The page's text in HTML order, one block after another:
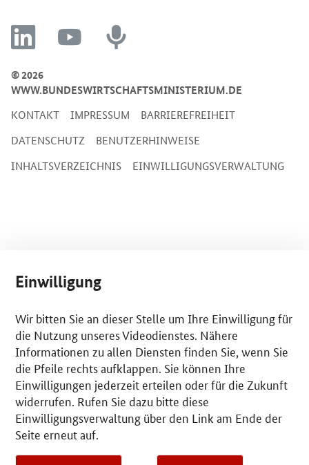
linkedin youtube
© 2026
WWW.BUNDESWIRTSCHAFTSMINISTERIUM.DE
KONTAKT IMPRESSUM
BARRIEREFREIHEIT
DATENSCHUTZ
BENUTZERHINWEISE
INHALTSVERZEICHNIS
EINWILLIGUNGSVERWALTUNG
Einwilligung
Wir bitten Sie an dieser Stelle um Ihre Einwilligung für
die Nutzung unseres Videodienstes. Nähere
Informationen zu allen Diensten finden Sie, wenn Sie
die Pfeile rechts aufklappen. Sie können Ihre
Einwilligungen jederzeit erteilen oder für die Zukunft
widerrufen. Rufen Sie dazu bitte diese
Einwilligungsverwaltung über den Link am Ende der
Seite erneut auf.